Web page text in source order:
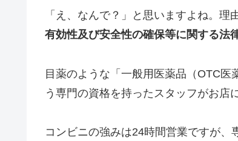
「え、なんで？」と思いますよね。理
有効性及び安全性の確保等に関する法律
目薬のような「一般用医薬品（OTC
う専門の資格を持ったスタッフがお店
コンビニの強みは24時間営業ですが